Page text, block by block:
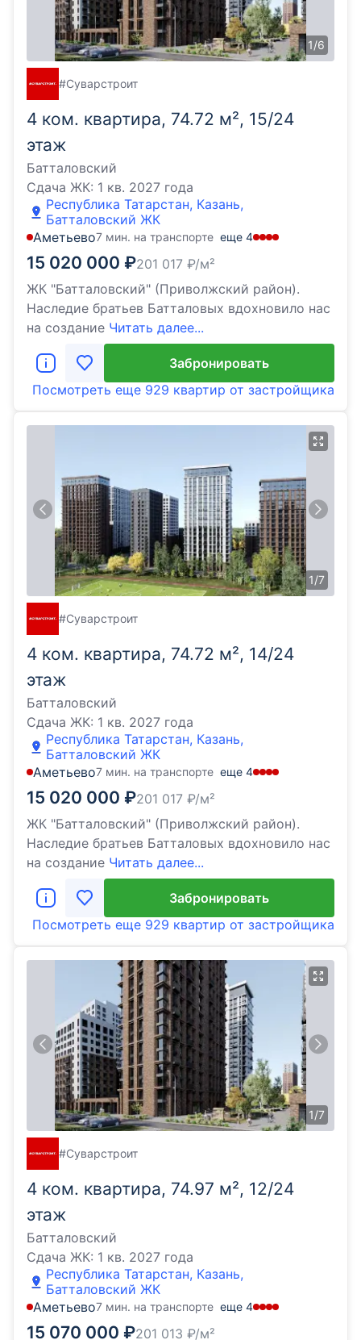
1/6
4 ком. квартира, 74.72 м², 15/24
этаж
Батталовский
Сдача ЖК: 1 кв. 2027 года
Республика Татарстан, Казань,
Батталовский ЖК
Аметьево7 мин. на транспорте еще 4
15 020 000 ₽201 017 ₽/м²
ЖК "Батталовский" (Приволжский район).
Наследие братьев Батталовых вдохновило нас
на создание Читать далее...
#Суварстроит
Забронировать
Посмотреть еще 929 квартир от застройщика
1/7
4 ком. квартира, 74.72 м², 14/24
этаж
Батталовский
Сдача ЖК: 1 кв. 2027 года
Республика Татарстан, Казань,
Батталовский ЖК
Аметьево7 мин. на транспорте еще 4
15 020 000 ₽201 017 ₽/м²
ЖК "Батталовский" (Приволжский район).
Наследие братьев Батталовых вдохновило нас
на создание Читать далее...
#Суварстроит
Забронировать
Посмотреть еще 929 квартир от застройщика
1/7
4 ком. квартира, 74.97 м², 12/24
этаж
Батталовский
Сдача ЖК: 1 кв. 2027 года
Республика Татарстан, Казань,
Батталовский ЖК
Аметьево7 мин. на транспорте еще 4
15 070 000 ₽201 013 ₽/м²
#Суварстроит